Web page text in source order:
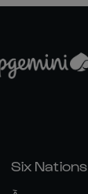
Six Nations